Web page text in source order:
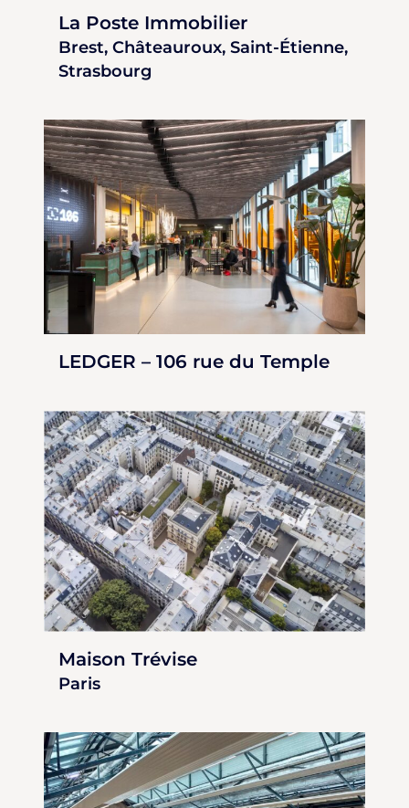
La Poste Immobilier
Brest, Châteauroux, Saint-Étienne,
Strasbourg
LEDGER – 106 rue du Temple
Maison Trévise
Paris